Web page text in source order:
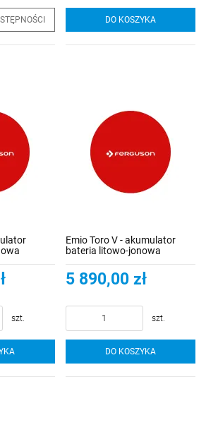
DO KOSZYKA
szt.
Emio Toro V - akumulator
bateria litowo-jonowa
5 890,00 zł
szt.
DO KOSZYKA